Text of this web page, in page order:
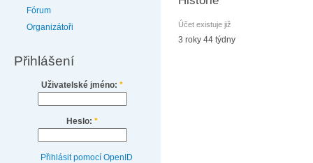
Fórum
Organizátoři
Přihlášení
Uživatelské jméno: *
Heslo: *
Přihlásit pomocí OpenID
Účet existuje již
3 roky 44 týdny